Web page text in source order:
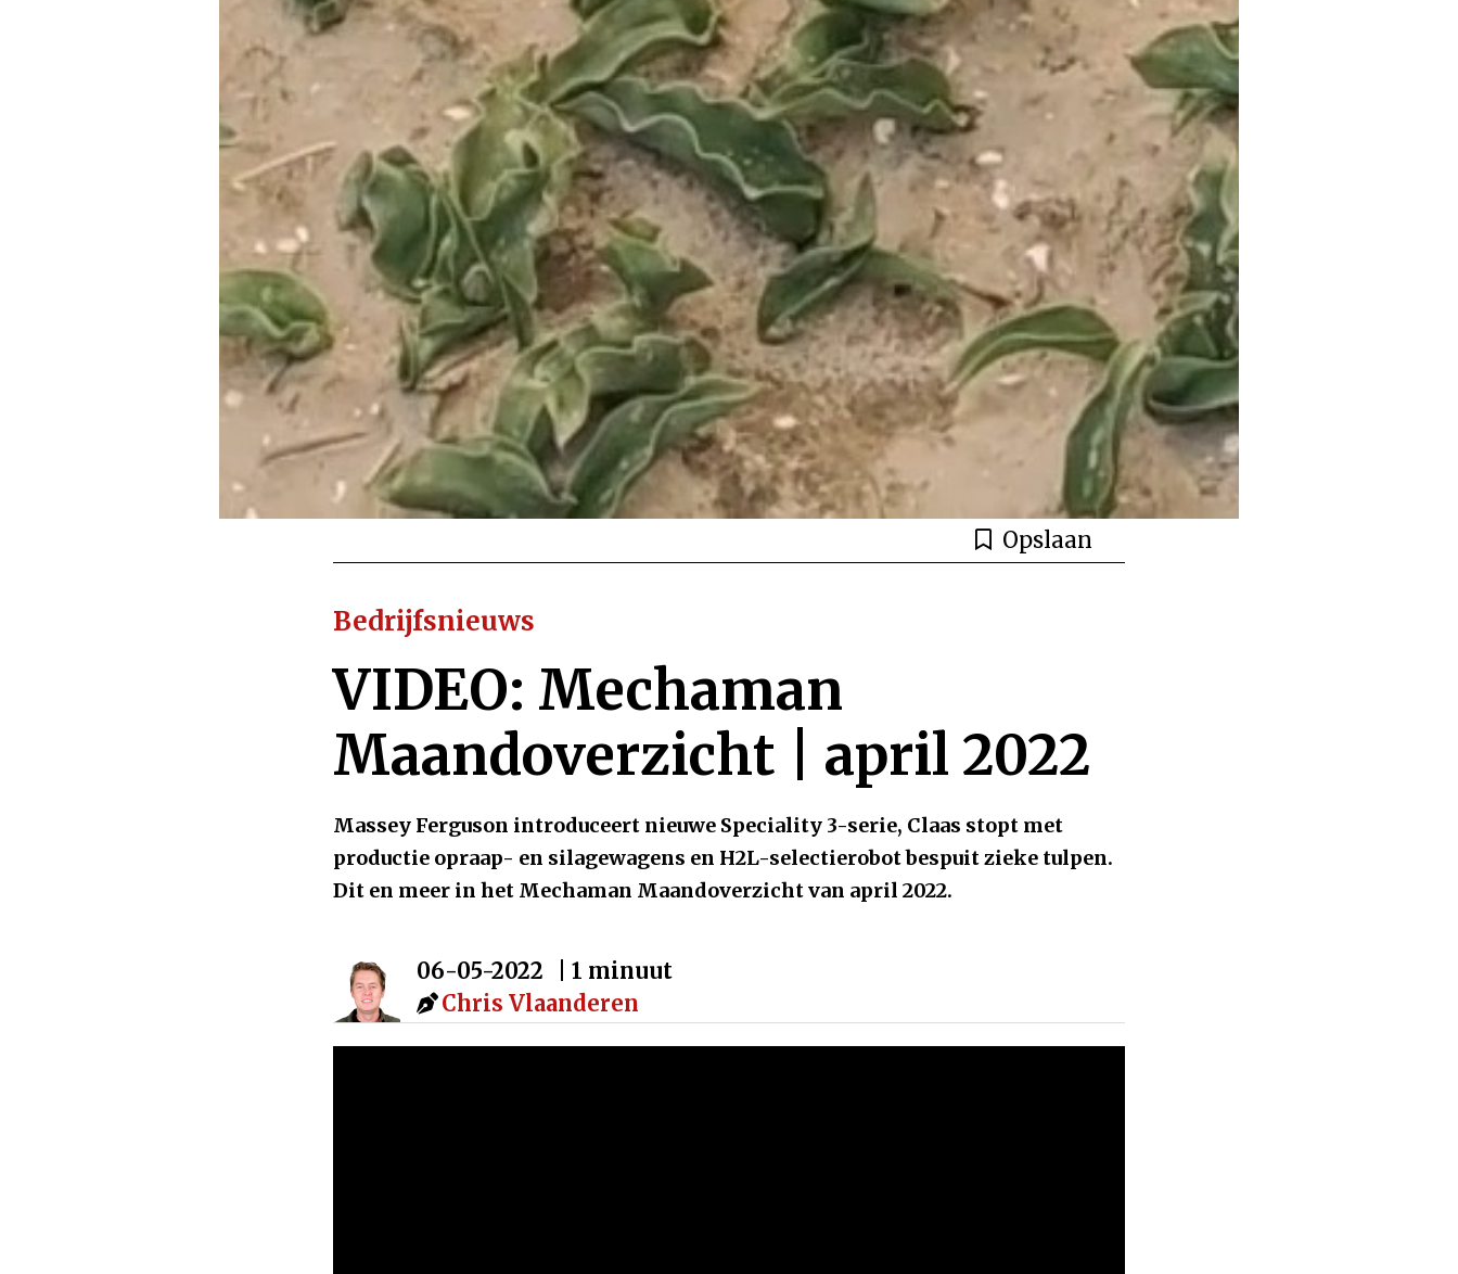
Opslaan
Bedrijfsnieuws
VIDEO: Mechaman
Maandoverzicht | april 2022
Massey Ferguson introduceert nieuwe Speciality 3-serie, Claas stopt met
productie opraap- en silagewagens en H2L-selectierobot bespuit zieke tulpen.
Dit en meer in het Mechaman Maandoverzicht van april 2022.
06-05-2022
| 1 minuut
Chris Vlaanderen